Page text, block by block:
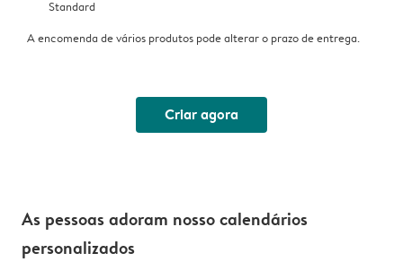
Standard
A encomenda de vários produtos pode alterar o prazo de entrega.
Criar agora
As pessoas adoram nosso calendários
personalizados